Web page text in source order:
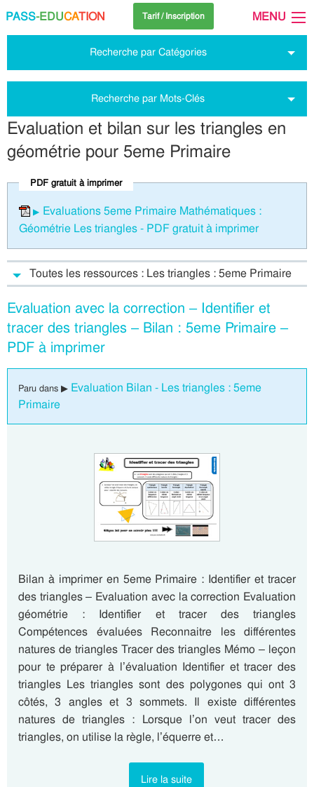
PASS-EDUCATION Tarif / Inscription MENU
Recherche par Catégories
Recherche par Mots-Clés
Evaluation et bilan sur les triangles en
géométrie pour 5eme Primaire
PDF gratuit à imprimer
Evaluations 5eme Primaire Mathématiques :
Géométrie Les triangles - PDF gratuit à imprimer
Toutes les ressources : Les triangles : 5eme Primaire
Evaluation avec la correction – Identifier et
tracer des triangles – Bilan : 5eme Primaire –
PDF à imprimer
Paru dans ▶ Evaluation Bilan - Les triangles : 5eme
Primaire
Bilan à imprimer en 5eme Primaire : Identifier et tracer
des triangles – Evaluation avec la correction Evaluation
géométrie : Identifier et tracer des triangles
Compétences évaluées Reconnaitre les différentes
natures de triangles Tracer des triangles Mémo – leçon
pour te préparer à l’évaluation Identifier et tracer des
triangles Les triangles sont des polygones qui ont 3
côtés, 3 angles et 3 sommets. Il existe différentes
natures de triangles : Lorsque l’on veut tracer des
triangles, on utilise la règle, l’équerre et…
Lire la suite